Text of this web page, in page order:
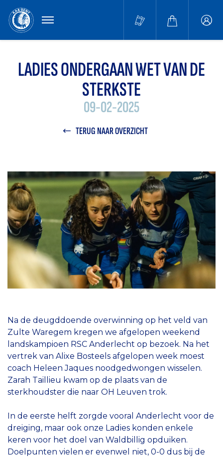
MENU
LADIES ONDERGAAN WET VAN DE
STERKSTE
09-02-2025
TERUG NAAR OVERZICHT
Na de deugddoende overwinning op het veld van
Zulte Waregem kregen we afgelopen weekend
landskampioen RSC Anderlecht op bezoek. Na het
vertrek van Alixe Bosteels afgelopen week moest
coach Heleen Jaques noodgedwongen wisselen.
Zarah Taillieu kwam op de plaats van de
sterkhoudster die naar OH Leuven trok.
In de eerste helft zorgde vooral Anderlecht voor de
dreiging, maar ook onze Ladies konden enkele
keren voor het doel van Waldbillig opduiken.
Doelpunten vielen er evenwel niet, 0-0 dus bij de